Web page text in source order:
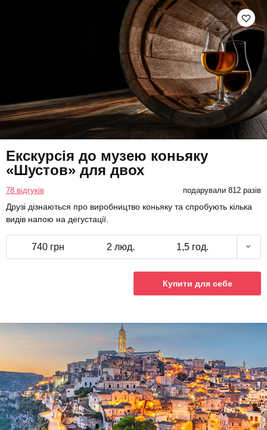
Екскурсія до музею коньяку
«Шустов» для двох
78 відгуків подарували 812 разів
Друзі дізнаються про виробництво коньяку та спробують кілька
видів напою на дегустації.
740 грн 2 люд. 1,5 год.
Купити для себе